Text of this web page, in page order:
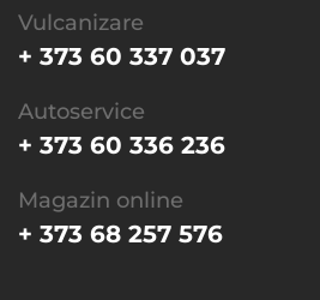
Vulcanizare
+ 373 60 337 037
Autoservice
+ 373 60 336 236
Magazin online
+ 373 68 257 576